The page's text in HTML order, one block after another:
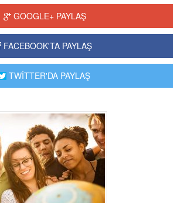
GOOGLE+ PAYLAŞ
FACEBOOK'TA PAYLAŞ
TWİTTER'DA PAYLAŞ